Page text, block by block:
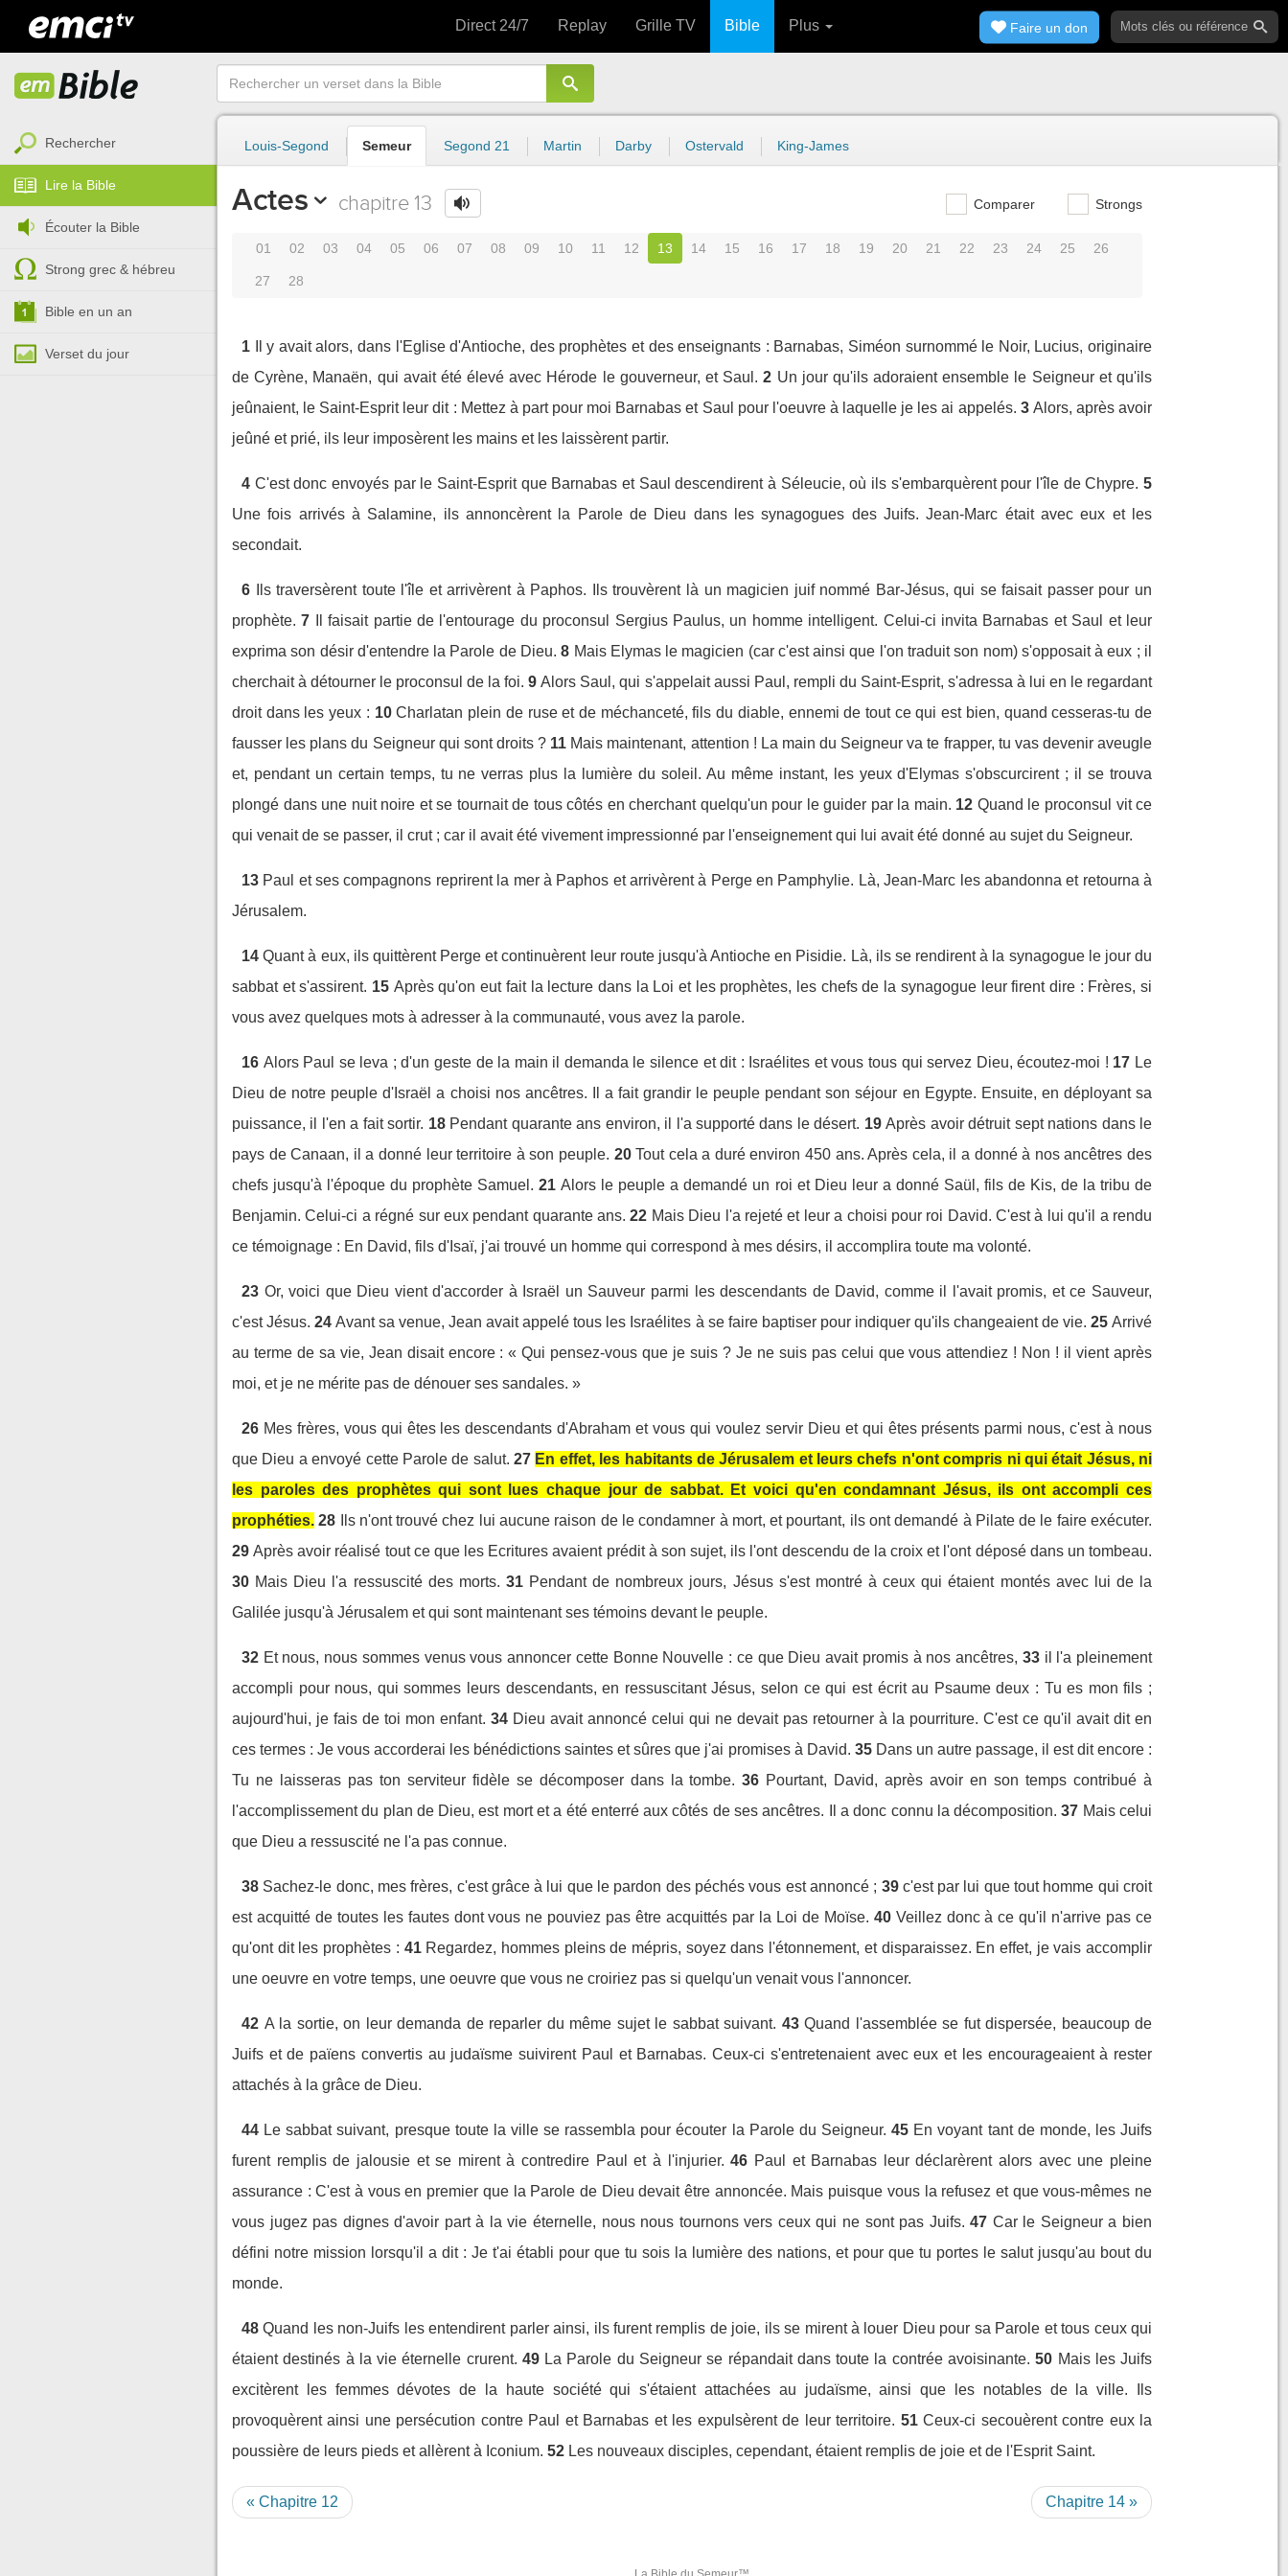
Direct 24/7 Replay Grille TV Bible Plus Faire un don
Rechercher
Lire la Bible
Écouter la Bible
Strong grec & hébreu
Bible en un an
Verset du jour
Louis-Segond Semeur Segond 21 Martin Darby Ostervald King-James
Actes chapitre 13 Comparer Strongs
01 02 03 04 05 06 07 08 09 10 11 12 13 14 15 16 17 18 19 20 21 22 23 24 25 26
27 28
1
Il y avait alors, dans l'Eglise d'Antioche, des prophètes et des enseignants : Barnabas, Siméon surnommé le Noir, Lucius, originaire
de Cyrène, Manaën, qui avait été élevé avec Hérode le gouverneur, et Saul. 2 Un jour qu'ils adoraient ensemble le Seigneur et qu'ils
jeûnaient, le Saint-Esprit leur dit : Mettez à part pour moi Barnabas et Saul pour l'oeuvre à laquelle je les ai appelés. 3 Alors, après avoir
jeûné et prié, ils leur imposèrent les mains et les laissèrent partir.
4 C'est donc envoyés par le Saint-Esprit que Barnabas et Saul descendirent à Séleucie, où ils s'embarquèrent pour l'île de Chypre. 5
Une fois arrivés à Salamine, ils annoncèrent la Parole de Dieu dans les synagogues des Juifs. Jean-Marc était avec eux et les
secondait.
6
Ils traversèrent toute l'île et arrivèrent à Paphos. Ils trouvèrent là un magicien juif nommé Bar-Jésus, qui se faisait passer pour un
prophète. 7
Il faisait partie de l'entourage du proconsul Sergius Paulus, un homme intelligent. Celui-ci invita Barnabas et Saul et leur
exprima son désir d'entendre la Parole de Dieu. 8 Mais Elymas le magicien (car c'est ainsi que l'on traduit son nom) s'opposait à eux ; il
cherchait à détourner le proconsul de la foi. 9 Alors Saul, qui s'appelait aussi Paul, rempli du Saint-Esprit, s'adressa à lui en le regardant
droit dans les yeux : 10 Charlatan plein de ruse et de méchanceté, fils du diable, ennemi de tout ce qui est bien, quand cesseras-tu de
fausser les plans du Seigneur qui sont droits ? 11 Mais maintenant, attention ! La main du Seigneur va te frapper, tu vas devenir aveugle
et, pendant un certain temps, tu ne verras plus la lumière du soleil. Au même instant, les yeux d'Elymas s'obscurcirent ; il se trouva
plongé dans une nuit noire et se tournait de tous côtés en cherchant quelqu'un pour le guider par la main. 12 Quand le proconsul vit ce
qui venait de se passer, il crut ; car il avait été vivement impressionné par l'enseignement qui lui avait été donné au sujet du Seigneur.
13 Paul et ses compagnons reprirent la mer à Paphos et arrivèrent à Perge en Pamphylie. Là, Jean-Marc les abandonna et retourna à
Jérusalem.
14 Quant à eux, ils quittèrent Perge et continuèrent leur route jusqu'à Antioche en Pisidie. Là, ils se rendirent à la synagogue le jour du
sabbat et s'assirent. 15 Après qu'on eut fait la lecture dans la Loi et les prophètes, les chefs de la synagogue leur firent dire : Frères, si
vous avez quelques mots à adresser à la communauté, vous avez la parole.
16 Alors Paul se leva ; d'un geste de la main il demanda le silence et dit : Israélites et vous tous qui servez Dieu, écoutez-moi ! 17 Le
Dieu de notre peuple d'Israël a choisi nos ancêtres. Il a fait grandir le peuple pendant son séjour en Egypte. Ensuite, en déployant sa
puissance, il l'en a fait sortir. 18 Pendant quarante ans environ, il l'a supporté dans le désert. 19 Après avoir détruit sept nations dans le
pays de Canaan, il a donné leur territoire à son peuple. 20 Tout cela a duré environ 450 ans. Après cela, il a donné à nos ancêtres des
chefs jusqu'à l'époque du prophète Samuel. 21 Alors le peuple a demandé un roi et Dieu leur a donné Saül, fils de Kis, de la tribu de
Benjamin. Celui-ci a régné sur eux pendant quarante ans. 22 Mais Dieu l'a rejeté et leur a choisi pour roi David. C'est à lui qu'il a rendu
ce témoignage : En David, fils d'Isaï, j'ai trouvé un homme qui correspond à mes désirs, il accomplira toute ma volonté.
23 Or, voici que Dieu vient d'accorder à Israël un Sauveur parmi les descendants de David, comme il l'avait promis, et ce Sauveur,
c'est Jésus. 24 Avant sa venue, Jean avait appelé tous les Israélites à se faire baptiser pour indiquer qu'ils changeaient de vie. 25 Arrivé
au terme de sa vie, Jean disait encore : « Qui pensez-vous que je suis ? Je ne suis pas celui que vous attendiez ! Non ! il vient après
moi, et je ne mérite pas de dénouer ses sandales. »
26 Mes frères, vous qui êtes les descendants d'Abraham et vous qui voulez servir Dieu et qui êtes présents parmi nous, c'est à nous
que Dieu a envoyé cette Parole de salut. 27 En effet, les habitants de Jérusalem et leurs chefs n'ont compris ni qui était Jésus, ni
les paroles des prophètes qui sont lues chaque jour de sabbat. Et voici qu'en condamnant Jésus, ils ont accompli ces
prophéties. 28
Ils n'ont trouvé chez lui aucune raison de le condamner à mort, et pourtant, ils ont demandé à Pilate de le faire exécuter.
29 Après avoir réalisé tout ce que les Ecritures avaient prédit à son sujet, ils l'ont descendu de la croix et l'ont déposé dans un tombeau.
30 Mais Dieu l'a ressuscité des morts. 31 Pendant de nombreux jours, Jésus s'est montré à ceux qui étaient montés avec lui de la
Galilée jusqu'à Jérusalem et qui sont maintenant ses témoins devant le peuple.
32 Et nous, nous sommes venus vous annoncer cette Bonne Nouvelle : ce que Dieu avait promis à nos ancêtres, 33 il l'a pleinement
accompli pour nous, qui sommes leurs descendants, en ressuscitant Jésus, selon ce qui est écrit au Psaume deux : Tu es mon fils ;
aujourd'hui, je fais de toi mon enfant. 34 Dieu avait annoncé celui qui ne devait pas retourner à la pourriture. C'est ce qu'il avait dit en
ces termes : Je vous accorderai les bénédictions saintes et sûres que j'ai promises à David. 35 Dans un autre passage, il est dit encore :
Tu ne laisseras pas ton serviteur fidèle se décomposer dans la tombe. 36 Pourtant, David, après avoir en son temps contribué à
l'accomplissement du plan de Dieu, est mort et a été enterré aux côtés de ses ancêtres. Il a donc connu la décomposition. 37 Mais celui
que Dieu a ressuscité ne l'a pas connue.
38 Sachez-le donc, mes frères, c'est grâce à lui que le pardon des péchés vous est annoncé ; 39 c'est par lui que tout homme qui croit
est acquitté de toutes les fautes dont vous ne pouviez pas être acquittés par la Loi de Moïse. 40 Veillez donc à ce qu'il n'arrive pas ce
qu'ont dit les prophètes : 41 Regardez, hommes pleins de mépris, soyez dans l'étonnement, et disparaissez. En effet, je vais accomplir
une oeuvre en votre temps, une oeuvre que vous ne croiriez pas si quelqu'un venait vous l'annoncer.
42 A la sortie, on leur demanda de reparler du même sujet le sabbat suivant. 43 Quand l'assemblée se fut dispersée, beaucoup de
Juifs et de païens convertis au judaïsme suivirent Paul et Barnabas. Ceux-ci s'entretenaient avec eux et les encourageaient à rester
attachés à la grâce de Dieu.
44 Le sabbat suivant, presque toute la ville se rassembla pour écouter la Parole du Seigneur. 45 En voyant tant de monde, les Juifs
furent remplis de jalousie et se mirent à contredire Paul et à l'injurier. 46 Paul et Barnabas leur déclarèrent alors avec une pleine
assurance : C'est à vous en premier que la Parole de Dieu devait être annoncée. Mais puisque vous la refusez et que vous-mêmes ne
vous jugez pas dignes d'avoir part à la vie éternelle, nous nous tournons vers ceux qui ne sont pas Juifs. 47 Car le Seigneur a bien
défini notre mission lorsqu'il a dit : Je t'ai établi pour que tu sois la lumière des nations, et pour que tu portes le salut jusqu'au bout du
monde.
48 Quand les non-Juifs les entendirent parler ainsi, ils furent remplis de joie, ils se mirent à louer Dieu pour sa Parole et tous ceux qui
étaient destinés à la vie éternelle crurent. 49 La Parole du Seigneur se répandait dans toute la contrée avoisinante. 50 Mais les Juifs
excitèrent les femmes dévotes de la haute société qui s'étaient attachées au judaïsme, ainsi que les notables de la ville. Ils
provoquèrent ainsi une persécution contre Paul et Barnabas et les expulsèrent de leur territoire. 51 Ceux-ci secouèrent contre eux la
poussière de leurs pieds et allèrent à Iconium. 52 Les nouveaux disciples, cependant, étaient remplis de joie et de l'Esprit Saint.
« Chapitre 12 Chapitre 14 »